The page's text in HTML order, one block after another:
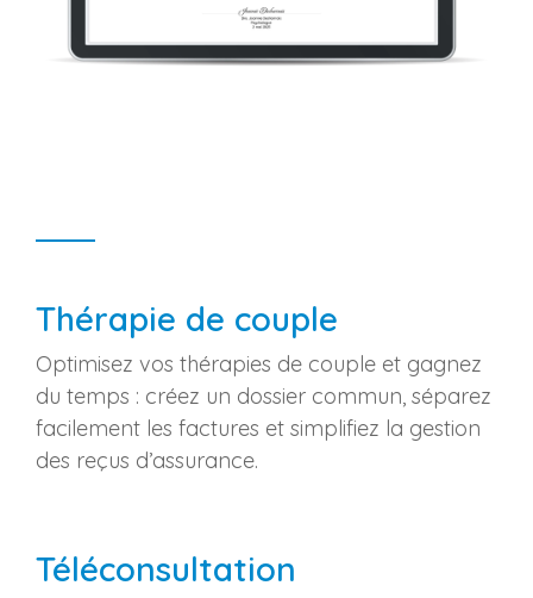
Thérapie de couple
Optimisez vos thérapies de couple et gagnez
du temps : créez un dossier commun, séparez
facilement les factures et simplifiez la gestion
des reçus d’assurance.
Téléconsultation